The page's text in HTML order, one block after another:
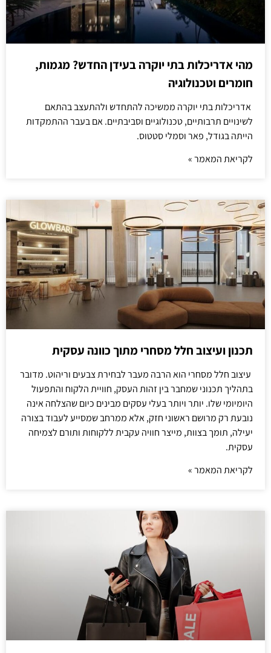
מהי אדריכלות בתי יוקרה בעידן החדש? מגמות,
חומרים וטכנולוגיה
אדריכלות בתי יוקרה ממשיכה להתחדש ולהתעצב בהתאם
לשינויים תרבותיים, טכנולוגיים וסביבתיים. אם בעבר ההתמקדות
הייתה בגודל, פאר וסמלי סטטוס.
לקריאת המאמר »
תכנון ועיצוב חלל מסחרי מתוך כוונה עסקית
עיצוב חלל מסחרי הוא הרבה מעבר לבחירת צבעים וריהוט. מדובר
בתהליך תכנוני שמחבר בין זהות העסק, חוויית הלקוח והתפעול
היומיומי שלו. יותר ויותר בעלי עסקים מבינים כיום שהצלחה אינה
נובעת רק מרושם ראשוני חזק, אלא ממרחב שמסייע לעבוד בצורה
יעילה, תומך בצוות, מייצר חוויה עקבית ללקוחות ותורם לצמיחה
עסקית.
לקריאת המאמר »